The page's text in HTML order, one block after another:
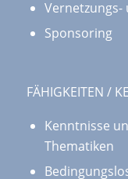
Sponsoring
FÄHIGKEITEN /
Kenntnisse
Thematiken